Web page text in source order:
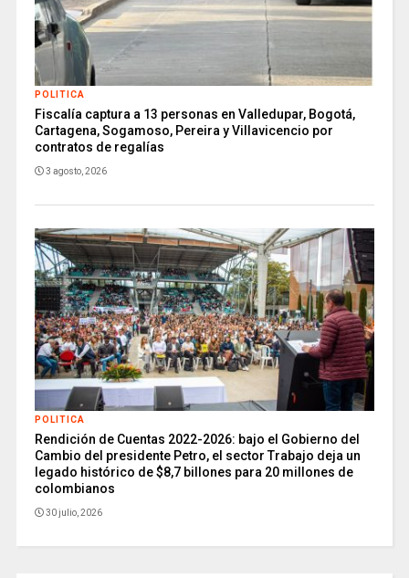
POLITICA
Fiscalía captura a 13 personas en Valledupar, Bogotá,
Cartagena, Sogamoso, Pereira y Villavicencio por
contratos de regalías
3 agosto, 2026
POLITICA
Rendición de Cuentas 2022-2026: bajo el Gobierno del
Cambio del presidente Petro, el sector Trabajo deja un
legado histórico de $8,7 billones para 20 millones de
colombianos
30 julio, 2026